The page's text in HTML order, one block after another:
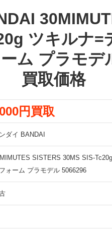
ツキルナ=
ム プラモデ
買取価格
円買取
ダイ BANDAI
SISTERS 30MS SIS-
ォーム プラモデル 5066296